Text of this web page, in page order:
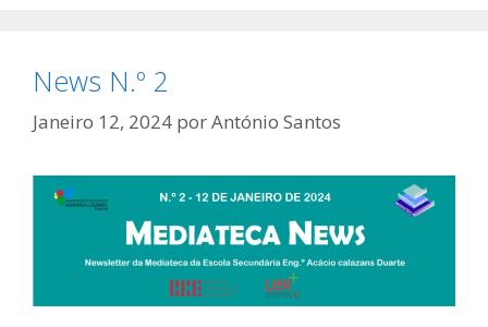
News N.º 2
Janeiro 12, 2024 porAntónio Santos